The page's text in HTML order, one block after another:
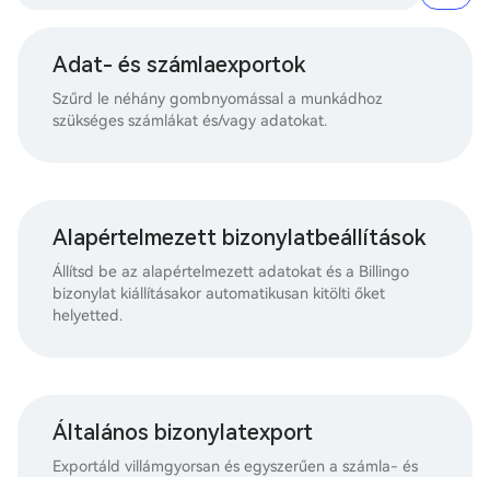
Adat- és számlaexportok
Szűrd le néhány gombnyomással a munkádhoz
szükséges számlákat és/vagy adatokat.
Alapértelmezett bizonylatbeállítások
Állítsd be az alapértelmezett adatokat és a Billingo
bizonylat kiállításakor automatikusan kitölti őket
helyetted.
Általános bizonylatexport
Exportáld villámgyorsan és egyszerűen a számla- és